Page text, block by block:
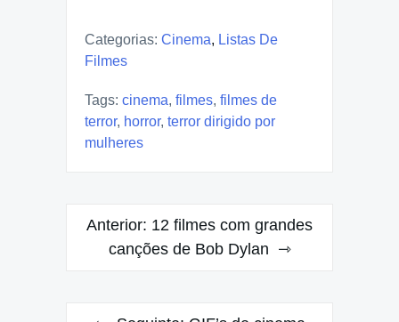
Categorias: Cinema, Listas De
Filmes
Tags: cinema, filmes, filmes de
terror, horror, terror dirigido por
mulheres
Navegação
Anterior: 12 filmes com grandes
canções de Bob Dylan